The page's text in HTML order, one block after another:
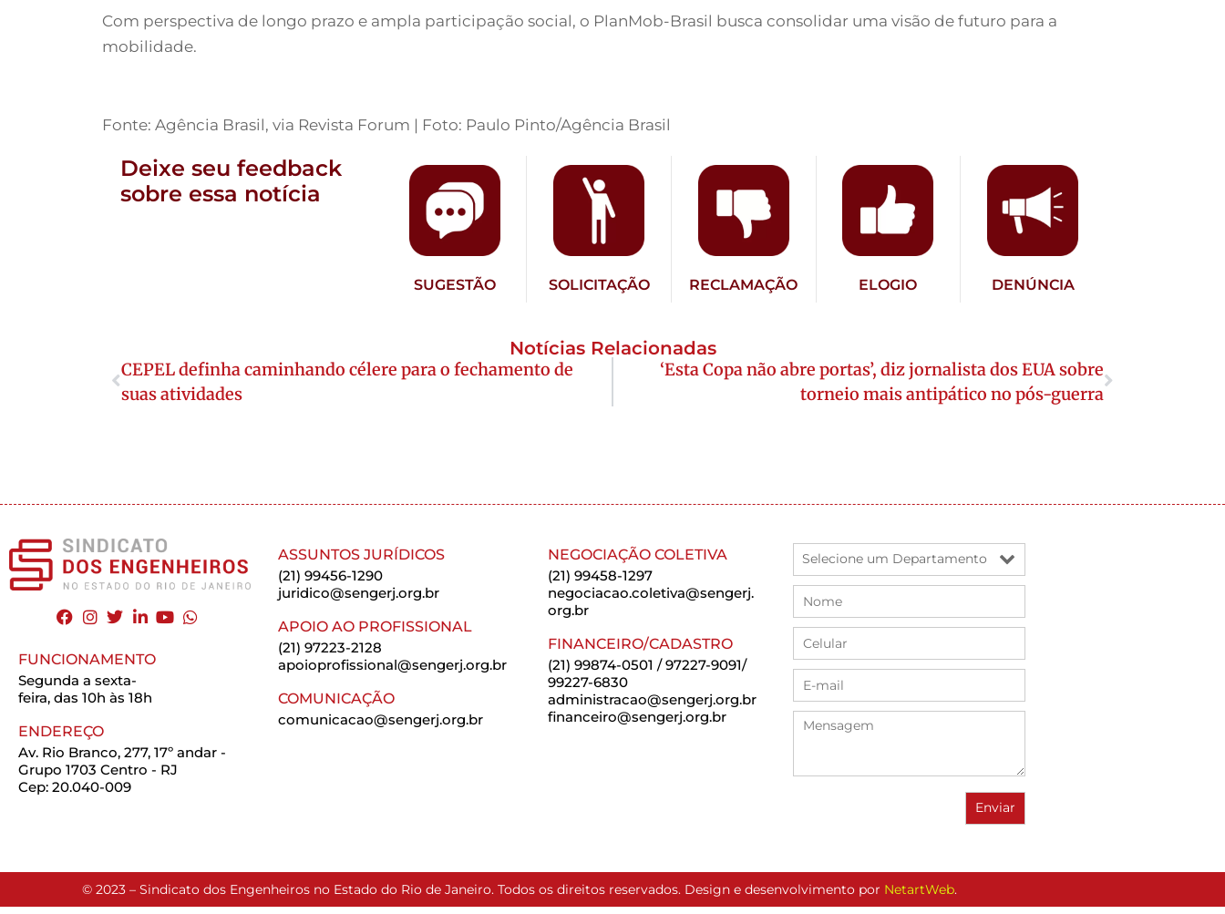
Com perspectiva de longo prazo e ampla participação social, o PlanMob-Brasil busca consolidar uma visão de futuro para a
mobilidade.
Fonte: Agência Brasil, via Revista Forum | Foto: Paulo Pinto/Agência Brasil
Deixe seu feedback
sobre essa notícia
SUGESTÃO SOLICITAÇÃO RECLAMAÇÃO ELOGIO DENÚNCIA
Notícias Relacionadas
CEPEL definha caminhando célere para o fechamento de
suas atividades
‘Esta Copa não abre portas’, diz jornalista dos EUA sobre
torneio mais antipático no pós-guerra
FUNCIONAMENTO
Segunda a sexta-
feira, das 10h às 18h
ENDEREÇO
Av. Rio Branco, 277, 17º andar -
Grupo 1703 Centro - RJ
Cep: 20.040-009
ASSUNTOS JURÍDICOS
(21) 99456-1290
juridico@sengerj.org.br
APOIO AO PROFISSIONAL
(21) 97223-2128
apoioprofissional@sengerj.org.br
COMUNICAÇÃO
comunicacao@sengerj.org.br
NEGOCIAÇÃO COLETIVA
(21) 99458-1297
negociacao.coletiva@sengerj.
org.br
FINANCEIRO/CADASTRO
(21) 99874-0501 / 97227-9091/
99227-6830
administracao@sengerj.org.br
financeiro@sengerj.org.br
© 2023 – Sindicato dos Engenheiros no Estado do Rio de Janeiro. Todos os direitos reservados. Design e desenvolvimento por NetartWeb.